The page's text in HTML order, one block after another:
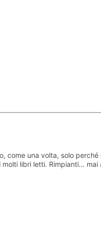
come una volta, solo
libri letti. Rimpianti…